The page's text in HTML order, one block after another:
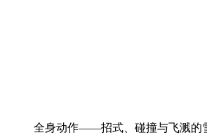
全身动作——招式、碰撞与飞溅的